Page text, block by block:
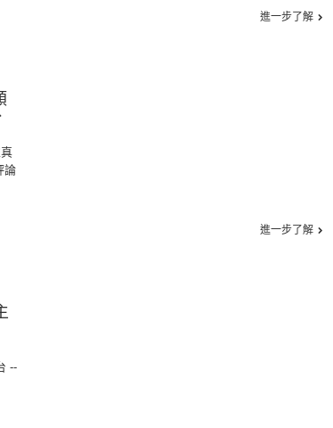
進一步了解
論
進一步了解
--